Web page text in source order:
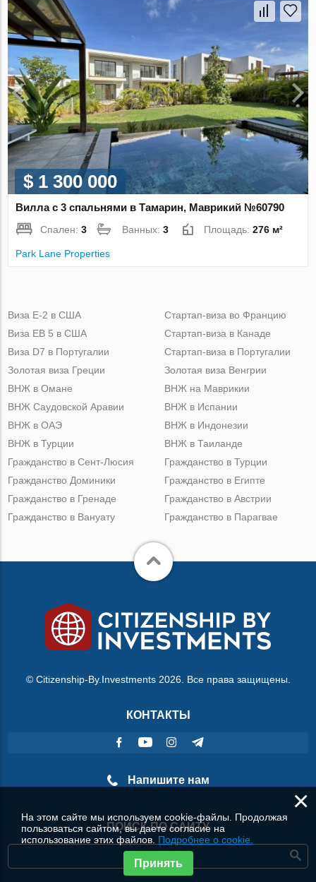
$ 1 300 000
Вилла с 3 спальнями в Тамарин, Маврикий №60790
Спален:3 Ванных:3 Площадь:276 м²
Park Lane Properties
Виза Е-2 в США
Виза ЕВ 5 в США
Виза D7 в Португалии
Золотая виза Греции
Стартап-виза во Францию
Стартап-виза в Канаде
Стартап-виза в Португалии
Золотая виза Венгрии
ВНЖ в Омане
ВНЖ Саудовской Аравии
ВНЖ в ОАЭ
ВНЖ в Турции
ВНЖ на Маврикии
ВНЖ в Испании
ВНЖ в Индонезии
ВНЖ в Таиланде
Гражданство в Сент-Люсия
Гражданство Доминики
Гражданство в Гренаде
Гражданство в Вануату
Гражданство в Турции
Гражданство в Египте
Гражданство в Австрии
Гражданство в Парагвае
© Citizenship-By.Investments 2026. Все права защищены.
КОНТАКТЫ
Напишите нам
ПОИСК ПО САЙТУ
×
На этом сайте мы используем cookie-файлы. Продолжая
пользоваться сайтом, вы даете согласие на
использование этих файлов. Подробнее о cookie.
Принять